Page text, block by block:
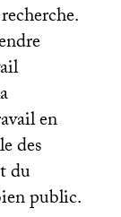
en
des
du
public.